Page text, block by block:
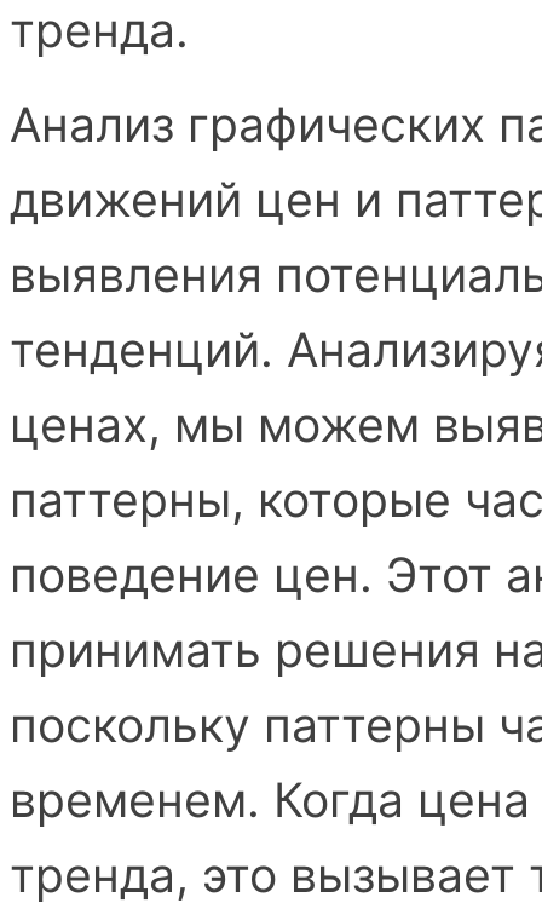
тренда.
Анализ графических
движений цен и
выявления
тенденций.
ценах, мы можем
паттерны, которые
поведение цен. Этот
принимать решения
поскольку паттерны
временем. Когда
тренда, это вызывает